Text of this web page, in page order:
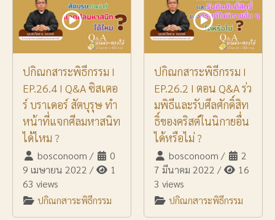
ปกิณกสาระพิธีกรรม I
EP.26.4 I Q&A ซิสเตอ
ร์ บราเดอร์ สัตบุรุษ ทำ
หน้าที่แจกศีลมหาสนิท
ได้ไหม ?
bosconoom /
0
9 เมษายน 2022 /
1
63 views
ปกิณกสาระพิธีกรรม
ปกิณกสาระพิธีกรรม I
EP.26.2 I ตอน Q&A ร่ว
มพิธีและรับศีลศักดิ์สิท
ธิ์ของคริสต์ในนิกายอื่น
ได้หรือไม่ ?
bosconoom /
2
7 มีนาคม 2022 /
16
3 views
ปกิณกสาระพิธีกรรม